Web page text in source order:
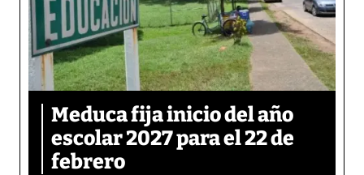
Meduca fija inicio del año
escolar 2027 para el 22 de
febrero